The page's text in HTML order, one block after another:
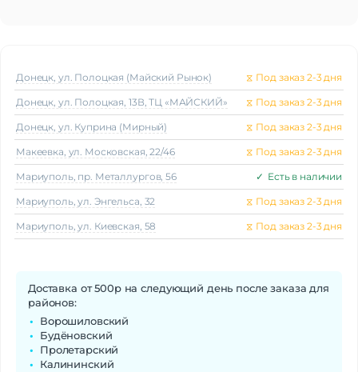
Донецк, ул. Полоцкая (Майский Рынок) ⧖ Под заказ 2-3 дня
Донецк, ул. Полоцкая, 13В, ТЦ «МАЙСКИЙ» ⧖ Под заказ 2-3 дня
Донецк, ул. Куприна (Мирный) ⧖ Под заказ 2-3 дня
Макеeвка, ул. Московская, 22/46 ⧖ Под заказ 2-3 дня
Мариуполь, пр. Металлургов, 56 ✓ Есть в наличии
Мариуполь, ул. Энгельса, 32 ⧖ Под заказ 2-3 дня
Мариуполь, ул. Киевская, 58 ⧖ Под заказ 2-3 дня
Доставка от 500р на следующий день после заказа для
районов:
Ворошиловский
Будёновский
Пролетарский
Калининский